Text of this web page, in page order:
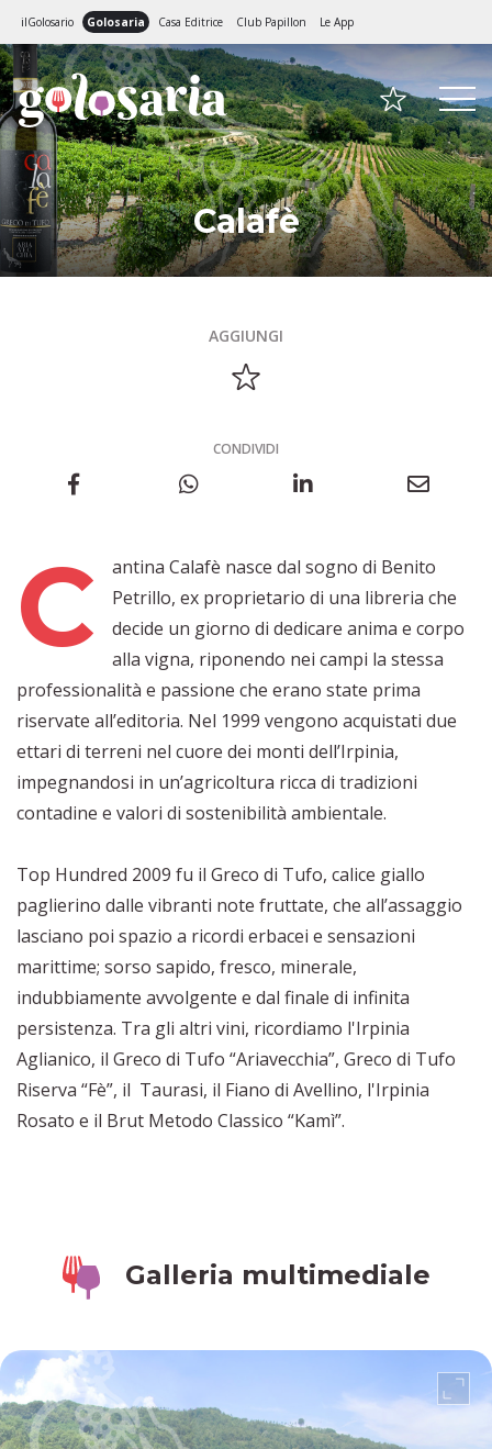
ilGolosario Golosaria Casa Editrice Club Papillon Le App
Calafè
AGGIUNGI
CONDIVIDI
C
antina Calafè nasce dal sogno di Benito
Petrillo, ex proprietario di una libreria che
decide un giorno di dedicare anima e corpo
alla vigna, riponendo nei campi la stessa
professionalità e passione che erano state prima
riservate all’editoria. Nel 1999 vengono acquistati due
ettari di terreni nel cuore dei monti dell’Irpinia,
impegnandosi in un’agricoltura ricca di tradizioni
contadine e valori di sostenibilità ambientale.
Top Hundred 2009 fu il Greco di Tufo, calice giallo
paglierino dalle vibranti note fruttate, che all’assaggio
lasciano poi spazio a ricordi erbacei e sensazioni
marittime; sorso sapido, fresco, minerale,
indubbiamente avvolgente e dal finale di infinita
persistenza. Tra gli altri vini, ricordiamo l'Irpinia
Aglianico, il Greco di Tufo “Ariavecchia”, Greco di Tufo
Riserva “Fè”, il Taurasi, il Fiano di Avellino, l'Irpinia
Rosato e il Brut Metodo Classico “Kamì”.
Galleria multimediale